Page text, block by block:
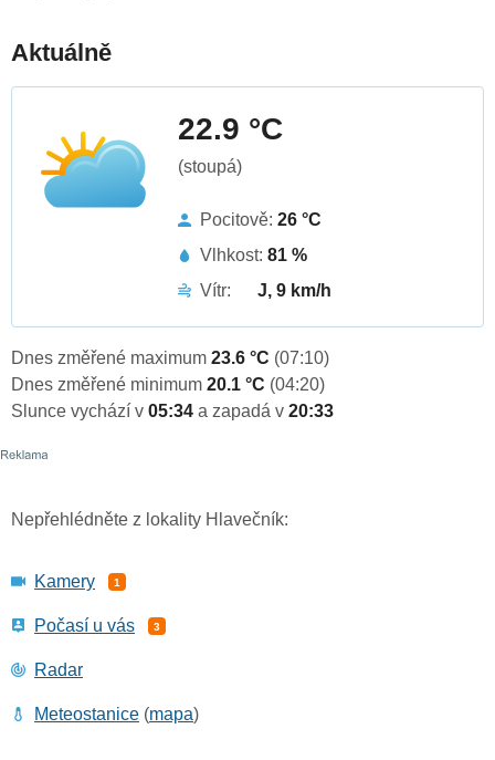
Aktuálně
22.9 °C
(stoupá)
Pocitově: 26 °C
Vlhkost: 81 %
Vítr:
J, 9 km/h
Dnes změřené maximum 23.6 °C (07:10)
Dnes změřené minimum 20.1 °C (04:20)
Slunce vychází v 05:34 a zapadá v 20:33
Nepřehlédněte z lokality Hlavečník:
Kamery 1
Počasí u vás 3
Radar
Meteostanice (mapa)